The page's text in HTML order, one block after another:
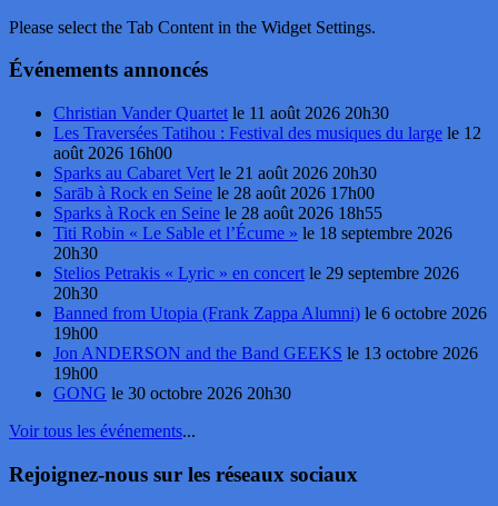
Please select the Tab Content in the Widget Settings.
Événements annoncés
Christian Vander Quartet le 11 août 2026 20h30
Les Traversées Tatihou : Festival des musiques du large le 12
août 2026 16h00
Sparks au Cabaret Vert le 21 août 2026 20h30
Sarāb à Rock en Seine le 28 août 2026 17h00
Sparks à Rock en Seine le 28 août 2026 18h55
Titi Robin « Le Sable et l’Écume » le 18 septembre 2026
20h30
Stelios Petrakis « Lyric » en concert le 29 septembre 2026
20h30
Banned from Utopia (Frank Zappa Alumni) le 6 octobre 2026
19h00
Jon ANDERSON and the Band GEEKS le 13 octobre 2026
19h00
GONG le 30 octobre 2026 20h30
Voir tous les événements...
Rejoignez-nous sur les réseaux sociaux